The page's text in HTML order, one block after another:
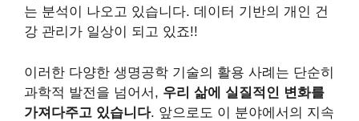
는 분석이 나오고 있습니다. 데이터 기반의 개인 건
강 관리가 일상이 되고 있죠!!
이러한 다양한 생명공학 기술의 활용 사례는 단순히
과학적 발전을 넘어서, 우리 삶에 실질적인 변화를
가져다주고 있습니다. 앞으로도 이 분야에서의 지속